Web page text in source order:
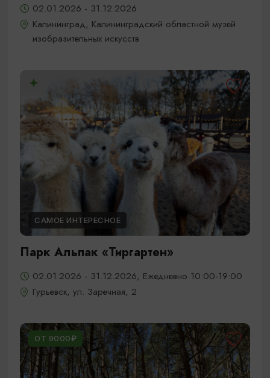
02.01.2026 - 31.12.2026
Калининград, Калининградский областной музей
изобразительных искусств
САМОЕ ИНТЕРЕСНОЕ
Парк Альпак «Тиргартен»
02.01.2026 - 31.12.2026, Ежедневно 10:00-19:00
Гурьевск, ул. Заречная, 2
ОТ 9000₽